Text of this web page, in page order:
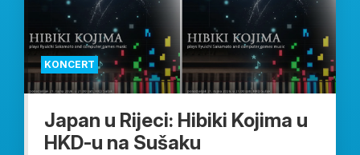
KONCERT
Japan u Rijeci: Hibiki Kojima u
HKD-u na Sušaku